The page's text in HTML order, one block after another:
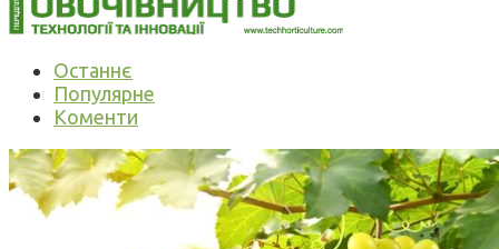
Останнє
Популярне
Коменти